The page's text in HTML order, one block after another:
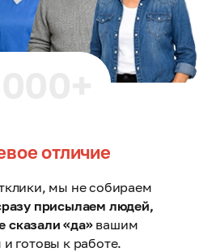
отличие
мы не собираем
присылаем людей,
сказали «да»вашим
готовы к работе.